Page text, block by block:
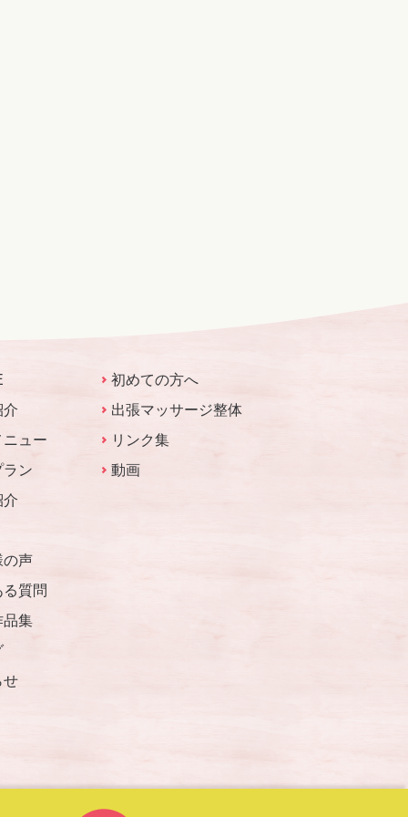
介
ュー
ラン
介
の声
る質問
品集
せ
初めての方へ
出張マッサージ整体
リンク集
動画